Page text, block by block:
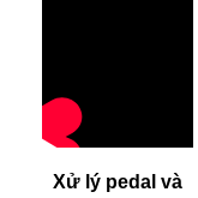
Xử lý pedal và